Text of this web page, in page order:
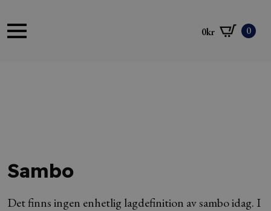
0kr 0
Sambo
Det finns ingen enhetlig lagdefinition av sambo idag. I